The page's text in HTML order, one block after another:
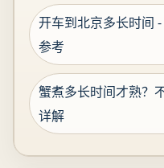
开车到北京多长时间
参考
蟹煮多长时间才熟？
详解